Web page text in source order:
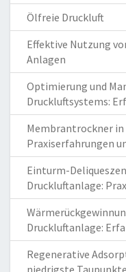
Ölfreie Druckluft
Effektive Nutzung
Anlagen
Optimierung und
Druckluftsystems:
Membrantrockner in
Praxiserfahrungen
Einturm-
Druckluftanlage:
Druckluftanlage:
Regenerative
niedrigste Taupunkte